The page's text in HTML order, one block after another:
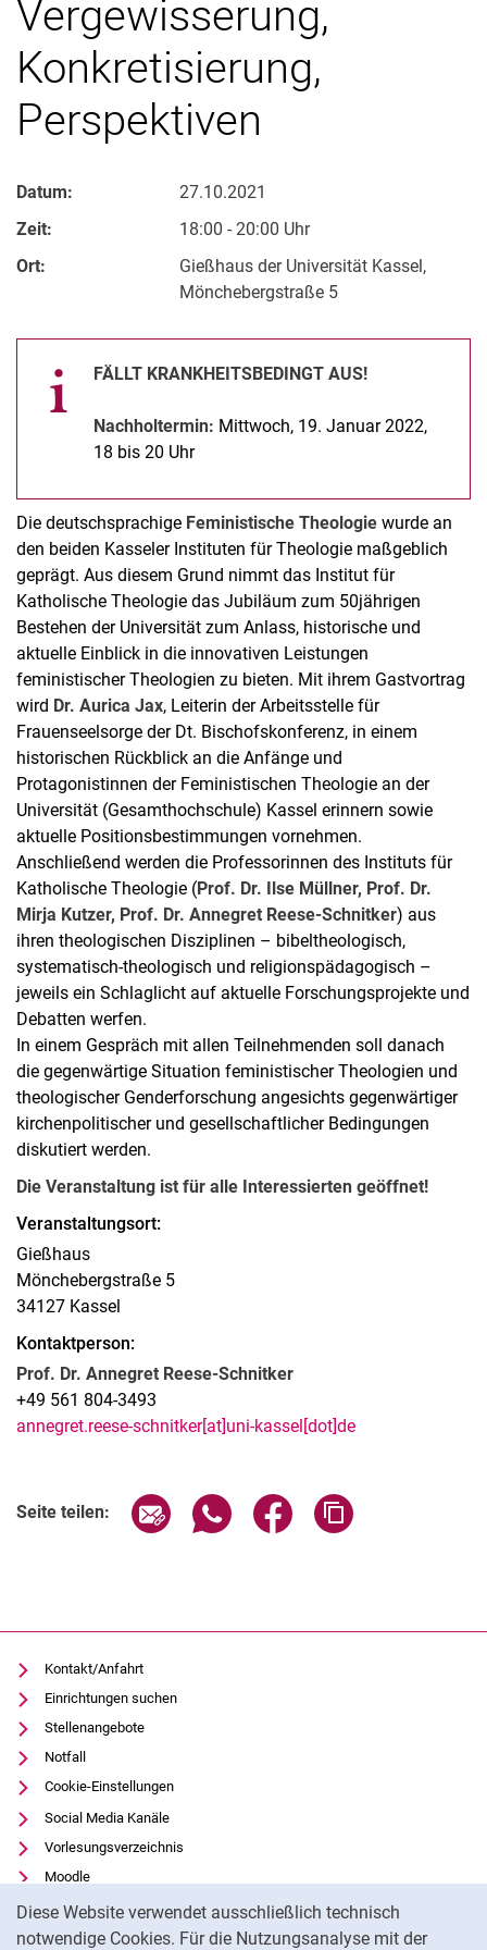
Diese Website verwendet ausschließlich technisch
notwendige Cookies. Für die Nutzungsanalyse mit der
Vergewisserung,
Konkretisierung,
Perspektiven
Datum:
27.10.2021
Zeit:
18:00 - 20:00 Uhr
Ort:
Gießhaus der Universität Kassel,
Mönchebergstraße 5
FÄLLT KRANKHEITSBEDINGT AUS!
Nachholtermin: Mittwoch, 19. Januar 2022,
18 bis 20 Uhr
Die deutschsprachige Feministische Theologie wurde an
den beiden Kasseler Instituten für Theologie maßgeblich
geprägt. Aus diesem Grund nimmt das Institut für
Katholische Theologie das Jubiläum zum 50jährigen
Bestehen der Universität zum Anlass, historische und
aktuelle Einblick in die innovativen Leistungen
feministischer Theologien zu bieten. Mit ihrem Gastvortrag
wird Dr. Aurica Jax, Leiterin der Arbeitsstelle für
Frauenseelsorge der Dt. Bischofskonferenz, in einem
historischen Rückblick an die Anfänge und
Protagonistinnen der Feministischen Theologie an der
Universität (Gesamthochschule) Kassel erinnern sowie
aktuelle Positionsbestimmungen vornehmen.
Anschließend werden die Professorinnen des Instituts für
Katholische Theologie (Prof. Dr. Ilse Müllner, Prof. Dr.
Mirja Kutzer, Prof. Dr. Annegret Reese-Schnitker) aus
ihren theologischen Disziplinen – bibeltheologisch,
systematisch-theologisch und religionspädagogisch –
jeweils ein Schlaglicht auf aktuelle Forschungsprojekte und
Debatten werfen.
In einem Gespräch mit allen Teilnehmenden soll danach
die gegenwärtige Situation feministischer Theologien und
theologischer Genderforschung angesichts gegenwärtiger
kirchenpolitischer und gesellschaftlicher Bedingungen
diskutiert werden.
Die Veranstaltung ist für alle Interessierten geöffnet!
Veranstaltungsort:
Gießhaus
Mönchebergstraße 5
34127 Kassel
Kontaktperson:
Prof. Dr. Annegret Reese-Schnitker
+49 561 804-3493
annegret.reese-schnitker[at]uni-kassel[dot]de
Seite teilen: Seite über E-Mail teilen
Seite über WhatsApp teilen
Seite über Facebook
Kontakt/Anfahrt
Einrichtungen suchen
Stellenangebote
Notfall
Cookie-Einstellungen
Social Media Kanäle
Vorlesungsverzeichnis
Moodle
Panopto
Universitätsbibliothek